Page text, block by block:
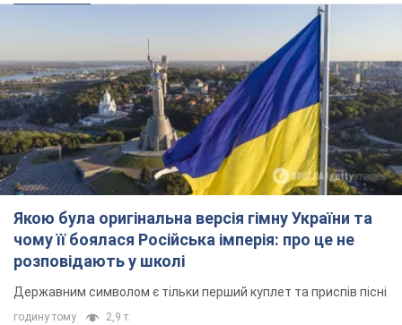
Якою була оригінальна версія гімну України та
чому її боялася Російська імперія: про це не
розповідають у школі
Державним символом є тільки перший куплет та приспів пісні
годину тому 2,9 т.